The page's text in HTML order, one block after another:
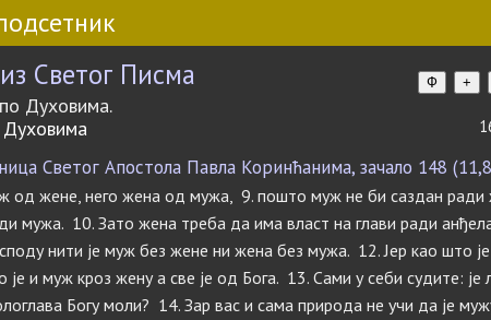
Светог Писма Ф +
Духовима.
Светог Апостола Павла Коринћанима, зачало 148
од жене, него жена од мужа, 9. пошто муж не би саздан ради
мужа. 10. Зато жена треба да има власт на глави ради
нити је муж без жене ни жена без мужа. 12. Јер као што
је и муж кроз жену а све је од Бога. 13. Сами у себи судите: је
Богу моли? 14. Зар вас и сама природа не учи да је